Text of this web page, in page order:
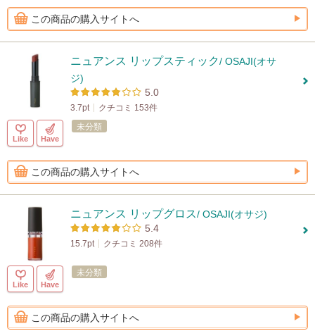
この商品の購入サイトへ
ニュアンス リップスティック/ OSAJI(オサ
ジ)
5.0
3.7pt クチコミ 153件
Like Have
未分類
この商品の購入サイトへ
ニュアンス リップグロス/ OSAJI(オサジ)
5.4
15.7pt クチコミ 208件
Like Have
未分類
この商品の購入サイトへ